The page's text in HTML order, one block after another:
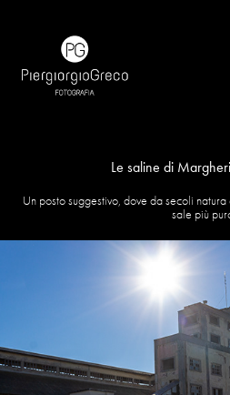
Le saline di
Un posto suggestivo, dove da secoli
sale più